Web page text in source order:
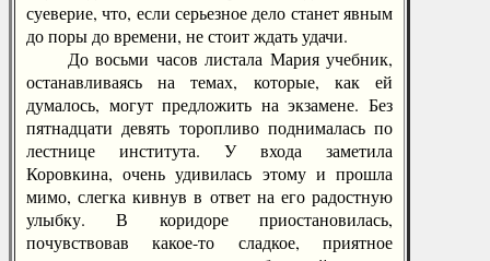
суеверие, что, если серьезное дело станет явным
до поры до времени, не стоит ждать удачи.
До восьми часов листала Мария учебник,
останавливаясь на темах, которые, как ей
думалось, могут предложить на экзамене. Без
пятнадцати девять торопливо поднималась по
лестнице института. У входа заметила
Коровкина, очень удивилась этому и прошла
мимо, слегка кивнув в ответ на его радостную
улыбку. В коридоре приостановилась,
почувствовав какое-то сладкое, приятное